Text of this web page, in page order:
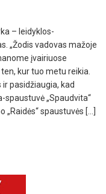
– leidyklos-
„Žodis vadovas mažoje
įvairiuose
kur tuo metu reikia.
pasidžiaugia, kad
spaustuvė „Spaudvita“
spaustuvės […]